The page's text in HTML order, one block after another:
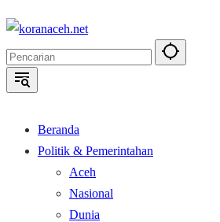
Langsung
konten
Beranda
Politik & Pemerintahan
Aceh
Nasional
Dunia